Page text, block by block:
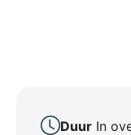
Duur In